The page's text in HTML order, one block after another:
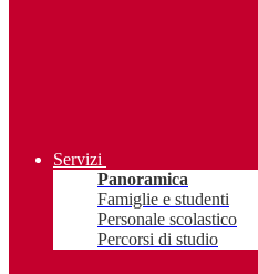
Servizi
Panoramica
Famiglie e studenti
Personale scolastico
Percorsi di studio